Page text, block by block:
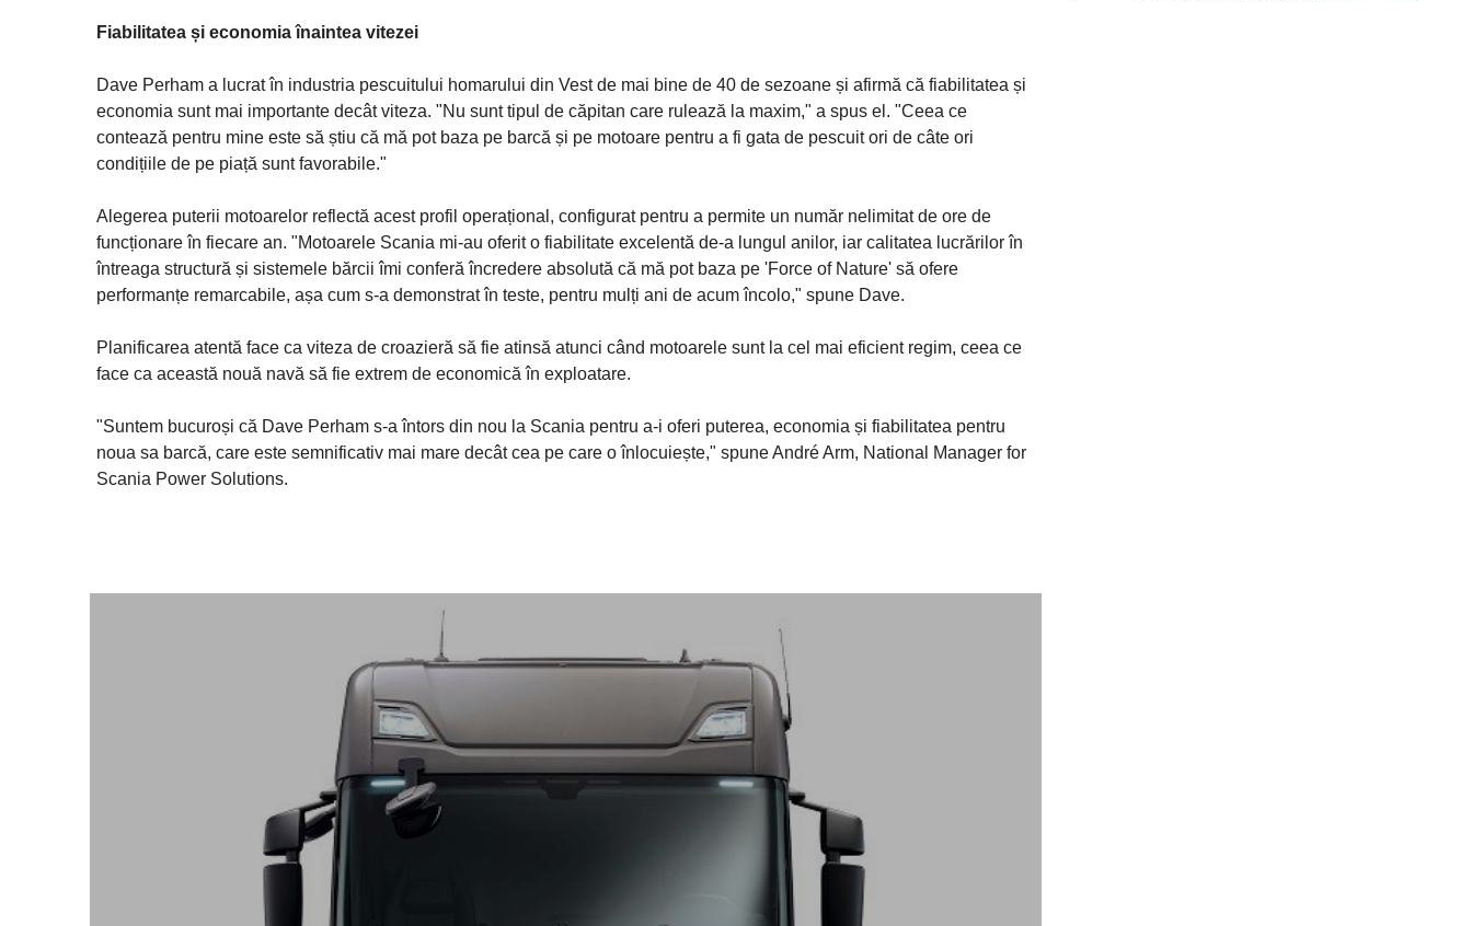
Fiabilitatea și economia înaintea vitezei
Dave Perham a lucrat în industria pescuitului homarului din Vest de mai bine de 40 de sezoane și afirmă că fiabilitatea și
economia sunt mai importante decât viteza. "Nu sunt tipul de căpitan care rulează la maxim," a spus el. "Ceea ce
contează pentru mine este să știu că mă pot baza pe barcă și pe motoare pentru a fi gata de pescuit ori de câte ori
condițiile de pe piață sunt favorabile."
Alegerea puterii motoarelor reflectă acest profil operațional, configurat pentru a permite un număr nelimitat de ore de
funcționare în fiecare an. "Motoarele Scania mi-au oferit o fiabilitate excelentă de-a lungul anilor, iar calitatea lucrărilor în
întreaga structură și sistemele bărcii îmi conferă încredere absolută că mă pot baza pe 'Force of Nature' să ofere
performanțe remarcabile, așa cum s-a demonstrat în teste, pentru mulți ani de acum încolo," spune Dave.
Planificarea atentă face ca viteza de croazieră să fie atinsă atunci când motoarele sunt la cel mai eficient regim, ceea ce
face ca această nouă navă să fie extrem de economică în exploatare.
"Suntem bucuroși că Dave Perham s-a întors din nou la Scania pentru a-i oferi puterea, economia și fiabilitatea pentru
noua sa barcă, care este semnificativ mai mare decât cea pe care o înlocuiește," spune André Arm, National Manager for
Scania Power Solutions.